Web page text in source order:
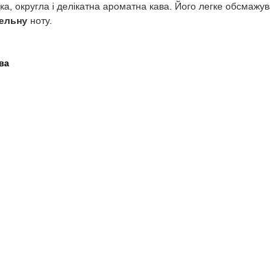
округла і делікатна ароматна кава. Його легке
ноту.